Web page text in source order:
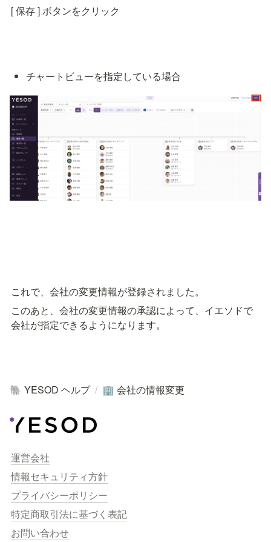
[ 保存 ] ボタンをクリック
チャートビューを指定している場合
これで、会社の変更情報が登録されました。
このあと、会社の変更情報の承認によって、イエソドで
会社が指定できるようになります。
🐘 YESOD ヘルプ / 🏢 会社の情報変更
運営会社
情報セキュリティ方針
プライバシーポリシー
特定商取引法に基づく表記
お問い合わせ